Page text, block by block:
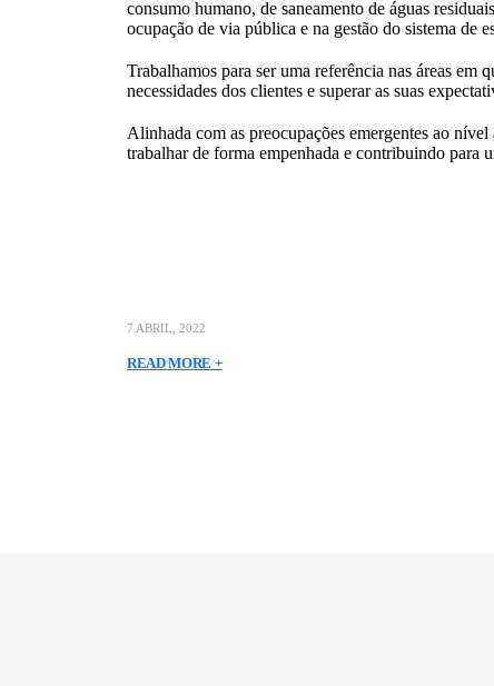
consumo humano, de saneamento de águas
ocupação de via pública e na gestão do sistema de
Trabalhamos para ser uma referência nas áreas
necessidades dos clientes e superar as suas
Alinhada com as preocupações emergentes ao
trabalhar de forma empenhada e contribuindo para
7 ABRIL, 2022
READ MORE +